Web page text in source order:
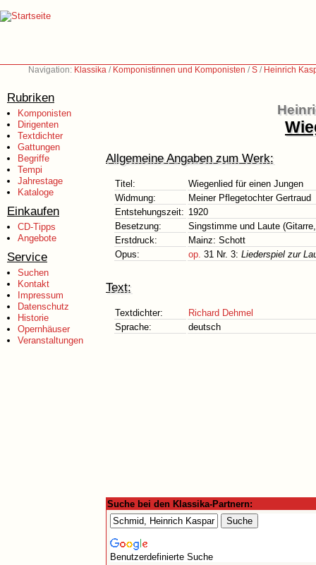
Navigation: Klassika / Komponistinnen und Komponisten /S / Heinrich
Rubriken
Komponisten
Dirigenten
Textdichter
Gattungen
Begriffe
Tempi
Jahrestage
Kataloge
Einkaufen
CD-Tipps
Angebote
Service
Suchen
Kontakt
Impressum
Datenschutz
Historie
Opernhäuser
Veranstaltungen
Allgemeine Angaben zum Werk:
Titel:
Wiegenlied für einen Jungen
Widmung:
Meiner Pflegetochter Gertraud
Entstehungszeit: 1920
Besetzung:
Singstimme und Laute
Erstdruck:
Mainz: Schott
Opus:
op. 31 Nr. 3: Liederspiel zur
Text:
Textdichter:
Richard Dehmel
Sprache:
deutsch
Suche bei den Klassika-Partnern:
Benutzerdefinierte Suche